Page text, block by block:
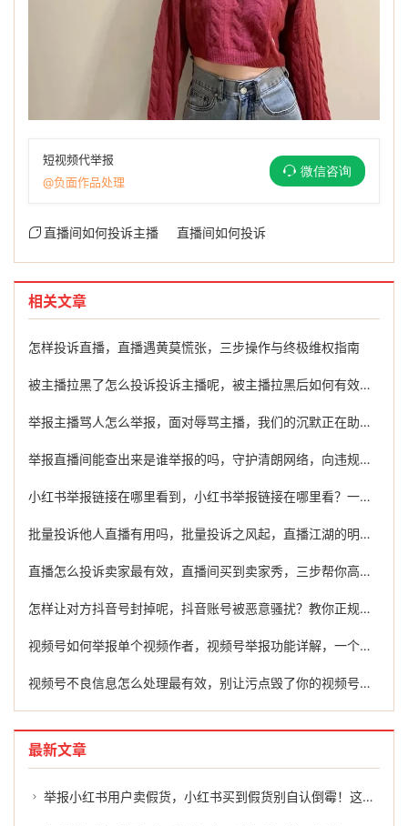
短视频代举报
@负面作品处理
微信咨询
直播间如何投诉主播 直播间如何投诉
相关文章
怎样投诉直播，直播遇黄莫慌张，三步操作与终极维权指南
被主播拉黑了怎么投诉投诉主播呢，被主播拉黑后如何有效投诉？这份维权指南请收好
举报主播骂人怎么举报，面对辱骂主播，我们的沉默正在助长网络戾气
举报直播间能查出来是谁举报的吗，守护清朗网络，向违规直播间说不
小红书举报链接在哪里看到，小红书举报链接在哪里看？一篇讲透查找方法和高效处理技巧
批量投诉他人直播有用吗，批量投诉之风起，直播江湖的明枪与暗箭
直播怎么投诉卖家最有效，直播间买到卖家秀，三步帮你高效维权
怎样让对方抖音号封掉呢，抖音账号被恶意骚扰？教你正规维权途径，保护自己远离网络暴力
视频号如何举报单个视频作者，视频号举报功能详解，一个按键或许不够，专业团队能帮你走完最后一公里
视频号不良信息怎么处理最有效，别让污点毁了你的视频号，高效清除不良信息的行动指南
最新文章
举报小红书用户卖假货，小红书买到假货别自认倒霉！这5个举报路径让商家无处可逃